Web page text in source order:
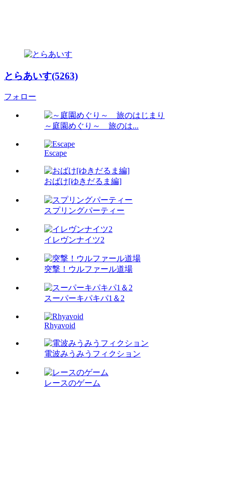
とらあいす(5263)
フォロー
～庭園めぐり～ 旅のは...
Escape
おばけ[ゆきだるま編]
スプリングパーティー
イレヴンナイツ2
突撃！ウルファール道場
スーパーキパキパ1＆2
Rhyavoid
電波みうみうフィクション
レースのゲーム